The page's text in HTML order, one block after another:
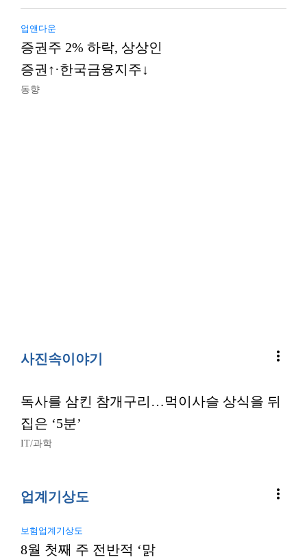
업앤다운
증권주 2% 하락, 상상인
증권↑·한국금융지주↓
동향
사진속이야기 more_vert
독사를 삼킨 참개구리…먹이사슬 상식을 뒤
집은 ‘5분’
IT/과학
업계기상도 more_vert
보험업계기상도
8월 첫째 주 전반적 ‘맑